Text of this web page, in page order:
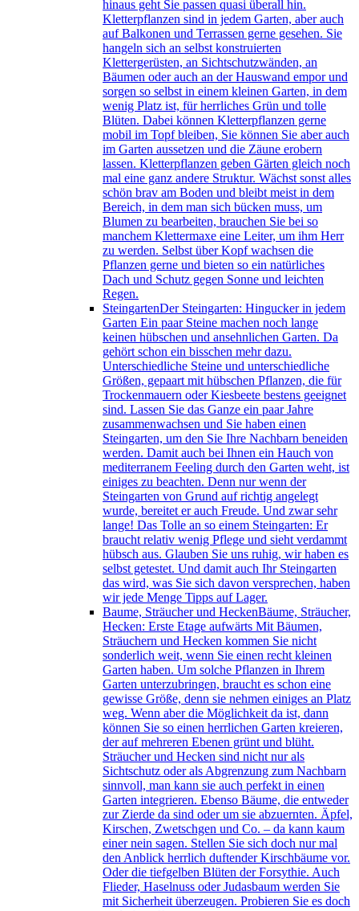
hinaus geht Sie passen quasi überall hin.
Kletterpflanzen sind in jedem Garten, aber auch
auf Balkonen und Terrassen gerne gesehen. Sie
hangeln sich an selbst konstruierten
Klettergerüsten, an Sichtschutzwänden, an
Bäumen oder auch an der Hauswand empor und
sorgen so selbst in einem kleinen Garten, in dem
wenig Platz ist, für herrliches Grün und tolle
Blüten. Dabei können Kletterpflanzen gerne
mobil im Topf bleiben, Sie können Sie aber auch
im Garten aussetzen und die Zäune erobern
lassen. Kletterpflanzen geben Gärten gleich noch
mal eine ganz andere Struktur. Wächst sonst alles
schön brav am Boden und bleibt meist in dem
Bereich, in dem man sich bücken muss, um
Blumen zu bearbeiten, brauchen Sie bei so
manchem Klettermaxe eine Leiter, um ihm Herr
zu werden. Selbst über Kopf wachsen die
Pflanzen gerne und bieten so ein natürliches
Dach und Schutz gegen Sonne und leichten
Regen.
SteingartenDer Steingarten: Hingucker in jedem
Garten Ein paar Steine machen noch lange
keinen hübschen und ansehnlichen Garten. Da
gehört schon ein bisschen mehr dazu.
Unterschiedliche Steine und unterschiedliche
Größen, gepaart mit hübschen Pflanzen, die für
Trockenmauern oder Kiesbeete bestens geeignet
sind. Lassen Sie das Ganze ein paar Jahre
zusammenwachsen und Sie haben einen
Steingarten, um den Sie Ihre Nachbarn beneiden
werden. Damit auch bei Ihnen ein Hauch von
mediterranem Feeling durch den Garten weht, ist
einiges zu beachten. Denn nur wenn der
Steingarten von Grund auf richtig angelegt
wurde, bereitet er auch Freude. Und zwar sehr
lange! Das Tolle an so einem Steingarten: Er
braucht relativ wenig Pflege und sieht verdammt
hübsch aus. Glauben Sie uns ruhig, wir haben es
selbst getestet. Und damit auch Ihr Steingarten
das wird, was Sie sich davon versprechen, haben
wir jede Menge Tipps auf Lager.
Baume, Sträucher und HeckenBäume, Sträucher,
Hecken: Erste Etage aufwärts Mit Bäumen,
Sträuchern und Hecken kommen Sie nicht
sonderlich weit, wenn Sie einen recht kleinen
Garten haben. Um solche Pflanzen in Ihrem
Garten unterzubringen, braucht es schon eine
gewisse Größe, denn sie nehmen einiges an Platz
weg. Wenn aber die Möglichkeit da ist, dann
können Sie so einen herrlichen Garten kreieren,
der auf mehreren Ebenen grünt und blüht.
Sträucher und Hecken sind nicht nur als
Sichtschutz oder als Abgrenzung zum Nachbarn
sinnvoll, man kann sie auch perfekt in einen
Garten integrieren. Ebenso Bäume, die entweder
zur Zierde da sind oder um sie abzuernten. Äpfel,
Kirschen, Zwetschgen und Co. – da kann kaum
einer nein sagen. Stellen Sie sich doch nur mal
den Anblick herrlich duftender Kirschbäume vor.
Oder die tiefgelben Blüten der Forsythie. Auch
Flieder, Haselnuss oder Judasbaum werden Sie
mit Sicherheit überzeugen. Probieren Sie es doch